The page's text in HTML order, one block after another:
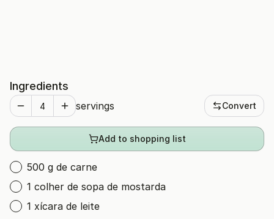
Ingredients
servings Convert
Add to shopping list
500 g de carne
1 colher de sopa de mostarda
1 xícara de leite